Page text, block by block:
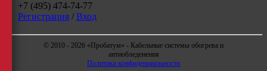
+7 (495) 474-74-77
Регистрация/ Вход
© 2010 - 2026 «Пробатум» - Кабельные системы обогрева и
антиобледенения
Политика конфиденциальности